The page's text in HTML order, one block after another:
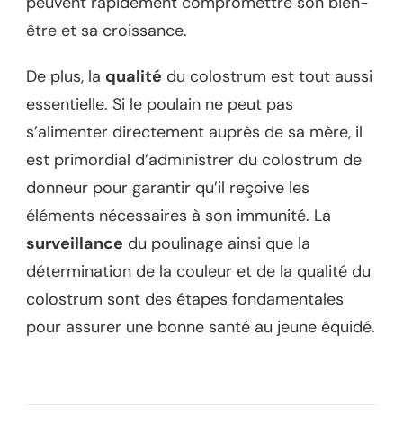
être et sa croissance.
De plus, la qualité du colostrum est tout aussi
essentielle. Si le poulain ne peut pas
s’alimenter directement auprès de sa mère, il
est primordial d’administrer du colostrum de
donneur pour garantir qu’il reçoive les
éléments nécessaires à son immunité. La
surveillance du poulinage ainsi que la
détermination de la couleur et de la qualité du
colostrum sont des étapes fondamentales
pour assurer une bonne santé au jeune équidé.